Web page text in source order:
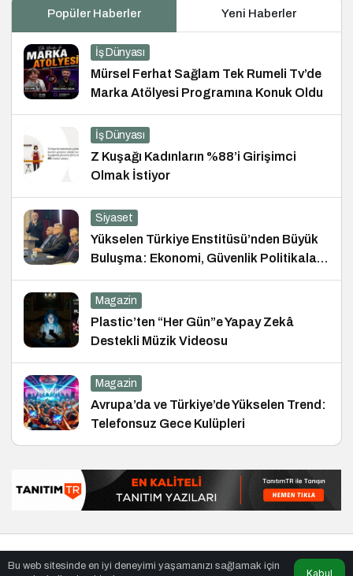
Popüler Haberler Yeni Haberler
İş Dünyası
Mürsel Ferhat Sağlam Tek Rumeli Tv’de
Marka Atölyesi Programına Konuk Oldu
İş Dünyası
Z Kuşağı Kadınların %88’i Girişimci
Olmak İstiyor
Siyaset
Yükselen Türkiye Enstitüsü’nden Büyük
Buluşma: Ekonomi, Güvenlik Politikaları
ve Hukuk Konferansı
Magazin
Plastic’ten “Her Gün”e Yapay Zekâ
Destekli Müzik Videosu
Magazin
Avrupa’da ve Türkiye’de Yükselen Trend:
Telefonsuz Gece Kulüpleri
Bu web sitesinde en iyi deneyimi yaşamanızı sağlamak için
Kabul
en iyiler
listesi ,bihaber, sağlıklı